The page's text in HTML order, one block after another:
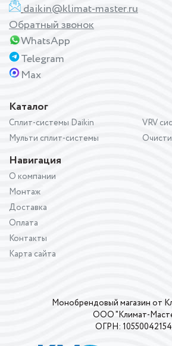
Каталог
Сплит-системы Daikin
Мульти сплит-системы
VRV
Навигация
О компании
Монтаж
Доставка
Оплата
Контакты
Карта сайта
daikin@klimat-master.ru
Обратный звонок
WhatsApp
Telegram
Max
Монобрендовый магазин от
ООО "Климат-
ОГРН: